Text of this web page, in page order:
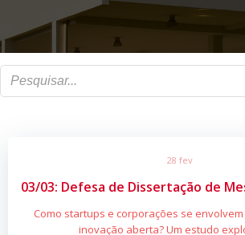
28 fev
03/03: Defesa de Dissertação de
Como startups e corporações se
inovação aberta? Um estudo